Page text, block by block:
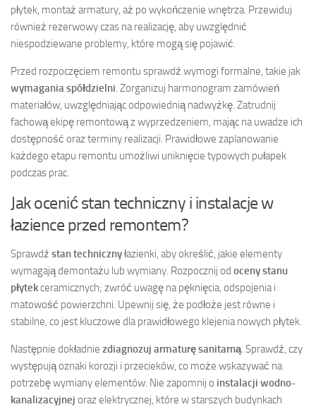
płytek, montaż armatury, aż po wykończenie wnętrza. Przewiduj
również rezerwowy czas na realizację, aby uwzględnić
niespodziewane problemy, które mogą się pojawić.
Przed rozpoczęciem remontu sprawdź wymogi formalne, takie jak
wymagania spółdzielni . Zorganizuj harmonogram zamówień
materiałów, uwzględniając odpowiednią nadwyżkę. Zatrudnij
fachową ekipę remontową z wyprzedzeniem, mając na uwadze ich
dostępność oraz terminy realizacji. Prawidłowe zaplanowanie
każdego etapu remontu umożliwi uniknięcie typowych pułapek
podczas prac.
Jak ocenić stan techniczny i instalacje w
łazience przed remontem?
Sprawdź stan technicznyłazienki, aby określić, jakie elementy
wymagają demontażu lub wymiany. Rozpocznij od oceny stanu
płytekceramicznych; zwróć uwagę na pęknięcia, odspojenia i
matowość powierzchni. Upewnij się, że podłoże jest równe i
stabilne, co jest kluczowe dla prawidłowego klejenia nowych płytek.
Następnie dokładnie zdiagnozuj armaturę sanitarną . Sprawdź, czy
występują oznaki korozji i przecieków, co może wskazywać na
potrzebę wymiany elementów. Nie zapomnij o instalacji wodno-
kanalizacyjnej oraz elektrycznej, które w starszych budynkach